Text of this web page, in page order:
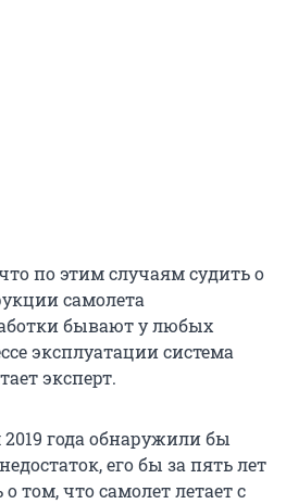
по этим случаям судить о
самолета
бывают у любых
эксплуатации система
эксперт.
года обнаружили бы
его бы за пять лет
том, что самолет летает с